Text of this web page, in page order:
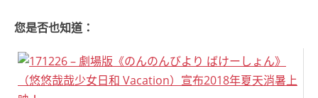
您是否也知道：